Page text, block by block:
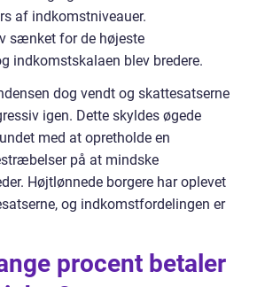
af indkomstniveauer.
sænket for de højeste
indkomstskalaen blev bredere.
dog vendt og skattesatserne
igen. Dette skyldes øgede
med at opretholde en
på at mindske
Højtlønnede borgere har oplevet
og indkomstfordelingen er
procent betaler